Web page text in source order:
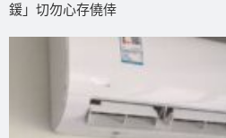
鍰」切勿心存僥倖